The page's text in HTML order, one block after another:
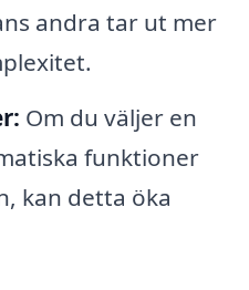
andra tar ut mer
Om du väljer en
funktioner
kan detta öka